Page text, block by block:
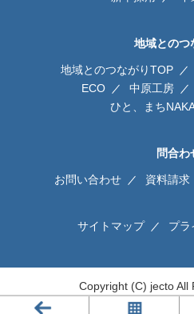
地域とのつ
地域とのつながりTOP
ECO
中原工房
ひと、まち
問合わ
お問い合わせ 資料請求
サイトマップ プラ
Copyright (C) jecto All